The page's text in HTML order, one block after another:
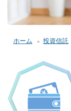
ホーム 投資信託